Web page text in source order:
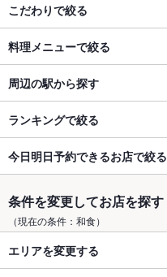
こだわりで絞る
料理メニューで絞る
周辺の駅から探す
ランキングで絞る
今日明日予約できるお店で絞る
条件を変更してお店を探す
（現在の条件：和食）
エリアを変更する